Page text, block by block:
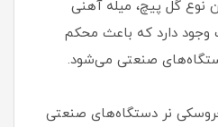
نوع گل پیچ، میله‌ آهنی
وجود دارد که باعث محکم
صنعتی می‌شود.
نر دستگاه‌های صنعتی